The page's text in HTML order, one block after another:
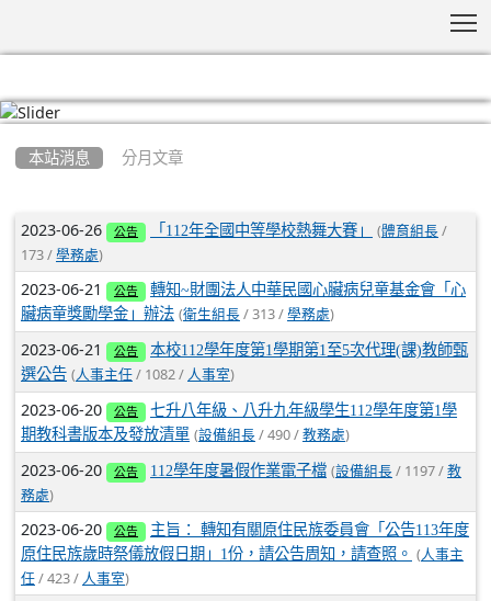
本站消息 分月文章
文章列表
2023-06-26 公告 「112年全國中等學校熱舞大賽」 (體育組長 /
173 / 學務處)
2023-06-21 公告
轉知~財團法人中華民國心臟病兒童基金會「心
臟病童獎勵學金」辦法 (衛生組長 / 313 / 學務處)
2023-06-21 公告
本校112學年度第1學期第1至5次代理(課)教師甄
選公告 ( 人事主任 / 1082 / 人事室)
2023-06-20 公告
七升八年級、八升九年級學生112學年度第1學
期教科書版本及發放清單 (設備組長 / 490 / 教務處)
2023-06-20 公告 112學年度暑假作業電子檔 (設備組長 / 1197 /教
務處)
2023-06-20 公告
主旨： 轉知有關原住民族委員會「公告113年度
原住民族歲時祭儀放假日期」1份，請公告周知，請查照。 ( 人事主
任 / 423 / 人事室)